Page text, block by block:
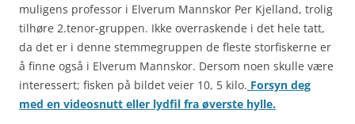
muligens professor i Elverum Mannskor Per Kjelland, trolig
tilhøre 2.tenor-gruppen. Ikke overraskende i det hele tatt,
da det er i denne stemmegruppen de fleste storfiskerne er
å finne også i Elverum Mannskor. Dersom noen skulle være
interessert; fisken på bildet veier 10, 5 kilo. Forsyn deg
med en videosnutt eller lydfil fra øverste hylle.